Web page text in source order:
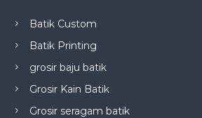
Batik Custom
Batik Printing
grosir baju batik
Grosir Kain Batik
Grosir seragam batik